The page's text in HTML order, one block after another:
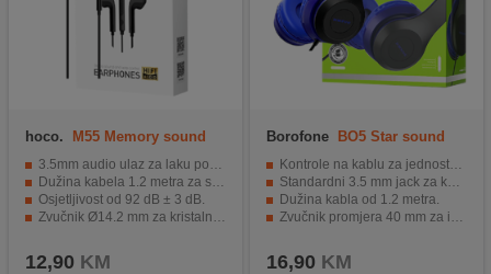
hoco.
M55 Memory sound
3.5mm audio ulaz za laku povezivost.
Dužina kabela 1.2 metra za slobodu kretanja.
Osjetljivost od 92 dB ± 3 dB.
Zvučnik Ø14.2 mm za kristalno čist zvuk.
12,90 KM
Borofone
BO5 Star sound
Kontrole na kablu za jednostavnu upotrebu.
Standardni 3.5 mm jack za kompatibilnost.
Dužina kabla od 1.2 metra.
Zvučnik promjera 40 mm za izvrsni zvuk.
16,90 KM